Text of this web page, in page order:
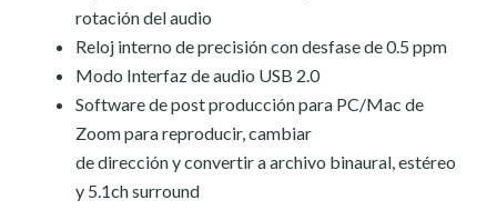
rotación del audio
Reloj interno de precisión con desfase de 0.5 ppm
Modo Interfaz de audio USB 2.0
Software de post producción para PC/Mac de
Zoom para reproducir, cambiar
de dirección y convertir a archivo binaural, estéreo
y 5.1ch surround